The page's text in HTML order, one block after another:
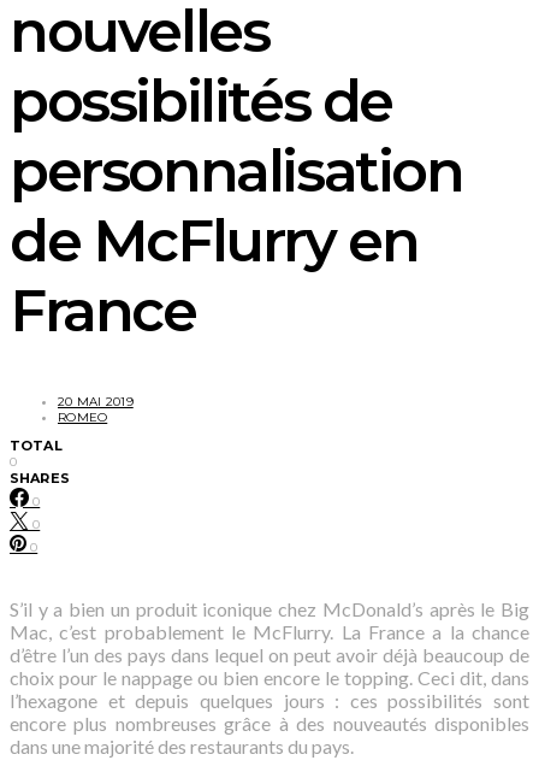
nouvelles
possibilités de
personnalisation
de McFlurry en
France
20 MAI 2019
ROMEO
TOTAL
0
SHARES
0
0
0
S’il y a bien un produit iconique chez McDonald’s après le Big
Mac, c’est probablement le McFlurry. La France a la chance
d’être l’un des pays dans lequel on peut avoir déjà beaucoup de
choix pour le nappage ou bien encore le topping. Ceci dit, dans
l’hexagone et depuis quelques jours : ces possibilités sont
encore plus nombreuses grâce à des nouveautés disponibles
dans une majorité des restaurants du pays.